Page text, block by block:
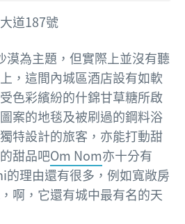
道187號
漠為主題，但實際上並沒有聽
，這間內城區酒店設有如軟
色彩繽紛的什錦甘草糖所啟
案的地毯及被刷過的鋼料浴
特設計的旅客，亦能打動甜
甜品吧Om Nom亦十分有
理由還有很多，例如寬敞房
啊，它還有城中最有名的天